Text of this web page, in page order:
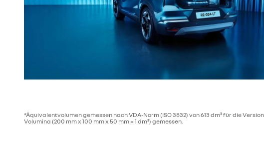
*Äquivalentvolumen gemessen nach VDA-Norm (ISO 3832) von 613 dm³ für die
Volumina (200 mm x 100 mm x 50 mm = 1 dm³) gemessen.